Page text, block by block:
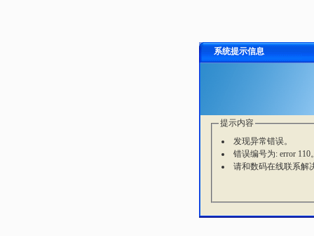
系统提示信息
提示内容
发现异常错误。
错误编号为: error 110
请和数码在线联系解